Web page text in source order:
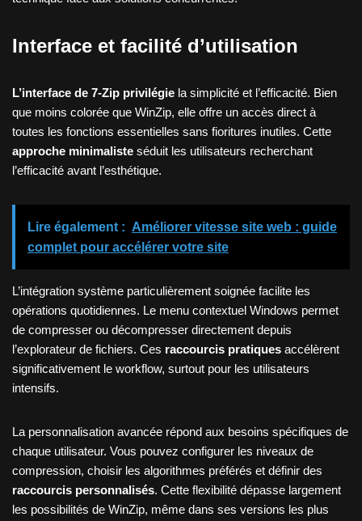
Interface et facilité d’utilisation
L’interface de 7-Zip privilégie la simplicité et l’efficacité. Bien
que moins colorée que WinZip, elle offre un accès direct à
toutes les fonctions essentielles sans fioritures inutiles. Cette
approche minimaliste séduit les utilisateurs recherchant
l’efficacité avant l’esthétique.
Lire également : Améliorer vitesse site web : guide
complet pour accélérer votre site
L’intégration système particulièrement soignée facilite les
opérations quotidiennes. Le menu contextuel Windows permet
de compresser ou décompresser directement depuis
l’explorateur de fichiers. Ces raccourcis pratiques accélèrent
significativement le workflow, surtout pour les utilisateurs
intensifs.
La personnalisation avancée répond aux besoins spécifiques de
chaque utilisateur. Vous pouvez configurer les niveaux de
compression, choisir les algorithmes préférés et définir des
raccourcis personnalisés. Cette flexibilité dépasse largement
les possibilités de WinZip, même dans ses versions les plus